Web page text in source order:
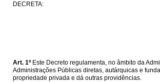
DECRETA:
Art. 1º Este Decreto regulamenta, no âmbito da
Administrações Públicas diretas, autárquicas e
propriedade privada e dá outras providências.